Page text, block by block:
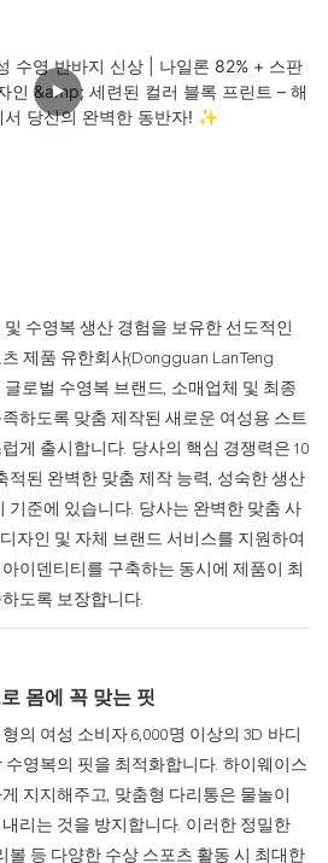
수영복 생산 경험을 보유한 선도적인
제품 유한회사(Dongguan LanTeng
글로벌 수영복 브랜드, 소매업체 및 최종
하도록 맞춤 제작된 새로운 여성용 스트
게 출시합니다. 당사의 핵심 경쟁력은 10
적된 완벽한 맞춤 제작 능력, 성숙한 생산
기준에 있습니다. 당사는 완벽한 맞춤 사
자인 및 자체 브랜드 서비스를 지원하여
이덴티티를 구축하는 동시에 제품이 최
도록 보장합니다.
몸에 꼭 맞는 핏
의 여성 소비자 6,000명 이상의 3D 바디
영복의 핏을 최적화합니다. 하이웨이스
지지해주고, 맞춤형 다리통은 물놀이
리는 것을 방지합니다. 이러한 정밀한
볼 등 다양한 수상 스포츠 활동 시 최대한